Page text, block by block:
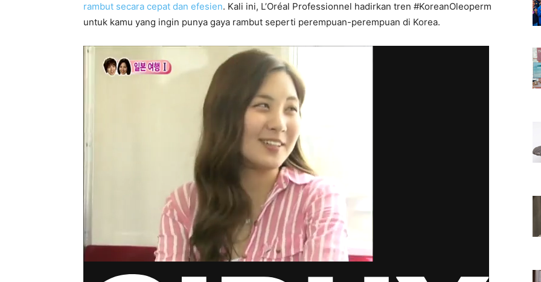
rambut secara cepat dan efesien. Kali ini, L’Oréal Professionnel hadirkan tren #KoreanOleoperm
untuk kamu yang ingin punya gaya rambut seperti perempuan-perempuan di Korea.